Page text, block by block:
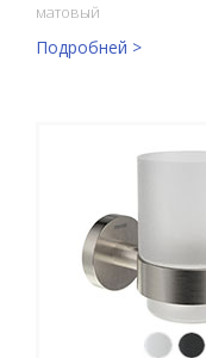
матовый
Подробней >